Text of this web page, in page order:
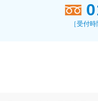
［受付